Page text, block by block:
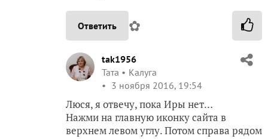
Ответить ✿
tak1956
Taта
Калуга
3 ноября 2016, 19:54
Люся, я отвечу, пока Иры нет…
Нажми на главную иконку сайта в
верхнем левом углу. Потом справа рядом